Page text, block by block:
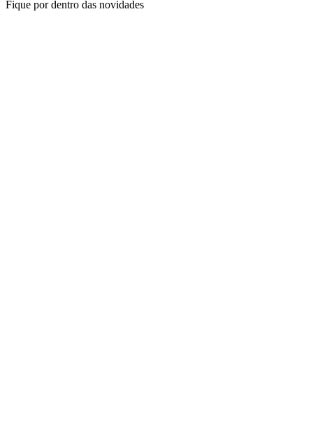
Fique por dentro das novidades